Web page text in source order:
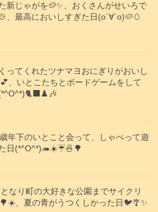
新じゃがを🥔✨️、おくさんがせいろで
、最高においしすぎた日(о´∀`о)🥔🥚
ってくれたツナマヨおにぎりがおいし
、いとこたちとボードゲームをして
年下のいとこと会って、しゃべって遊
日(*^O^*)🦔☀️☔🍜🌳
なり町の大好きな公園までサイクリ
、夏の青がうつくしかった日🐦️🎐✨️